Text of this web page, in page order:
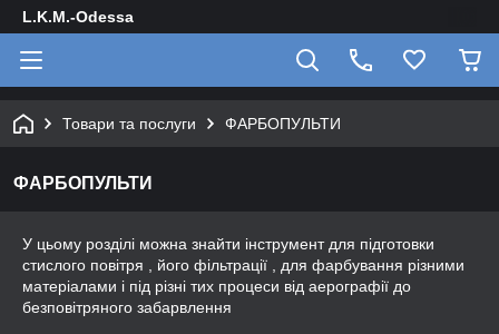
L.K.M.-Odessa
Товари та послуги ФАРБОПУЛЬТИ
ФАРБОПУЛЬТИ
У цьому розділі можна знайти інструмент для підготовки
стислого повітря , його фільтрації , для фарбування різними
матеріалами і під різні тих процеси від аерографії до
безповітряного забарвлення